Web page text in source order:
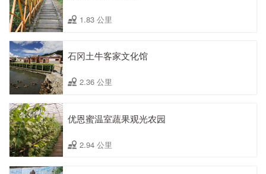
1.83 公里
石冈土牛客家文化馆
2.36 公里
优恩蜜温室蔬果观光农园
2.94 公里